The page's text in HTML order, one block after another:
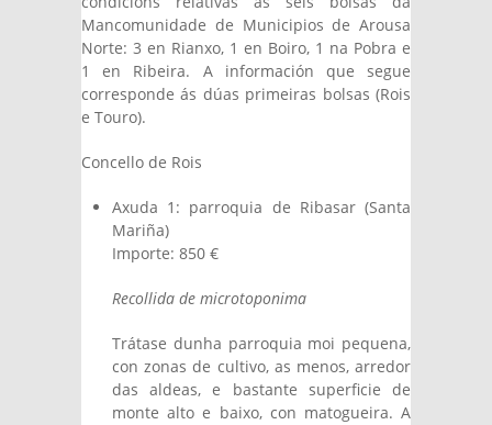
Mancomunidade de Municipios de Arousa
Norte: 3 en Rianxo, 1 en Boiro, 1 na Pobra e
1 en Ribeira. A información que segue
corresponde ás dúas primeiras bolsas (Rois
e Touro).
Concello de Rois
Axuda 1: parroquia de Ribasar (Santa
Mariña)
Importe: 850 €
Recollida de microtoponima
Trátase dunha parroquia moi pequena,
con zonas de cultivo, as menos, arredor
das aldeas, e bastante superficie de
monte alto e baixo, con matogueira. A